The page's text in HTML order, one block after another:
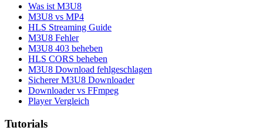
Was ist M3U8
M3U8 vs MP4
HLS Streaming Guide
M3U8 Fehler
M3U8 403 beheben
HLS CORS beheben
M3U8 Download fehlgeschlagen
Sicherer M3U8 Downloader
Downloader vs FFmpeg
Player Vergleich
Tutorials